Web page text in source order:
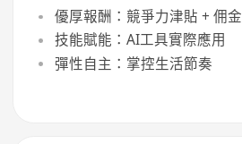
優厚報酬：競爭力津貼 + 佣金
技能賦能：AI工具實際應用
彈性自主：掌控生活節奏